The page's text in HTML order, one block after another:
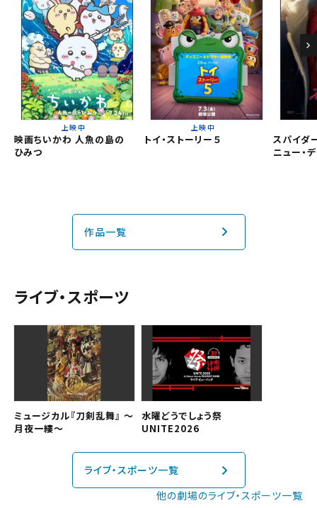
チケットの購入は下記リンクより、ご覧になりたい作品を選
択しご購入ください。
上映スケジュールを確認する
その他の劇場を選ぶ
予約を確認・変更する
予約を確認する
予約を変更する
久御山
都道府県から選ぶ
北海道
中部
近畿
中国・四国
九州
閉じる
上映中
映画ちいかわ 人魚の島の
ひみつ
上映中
トイ・ストーリー５
スパイダ
ニュー・
作品一覧
ライブ・スポーツ
ミュージカル『刀剣乱舞』 ～
月夜一縷～
水曜どうでしょう祭
UNITE2026
ライブ・スポーツ一覧
他の劇場のライブ・スポーツ一覧
閉じる
変更しないで続ける 変更する
閉じる
変更しないで続ける 変更する